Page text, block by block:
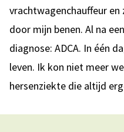
vrachtwagenchauffeur
door mijn benen. Al na
diagnose: ADCA. In één
leven. Ik kon niet meer
hersenziekte die altijd